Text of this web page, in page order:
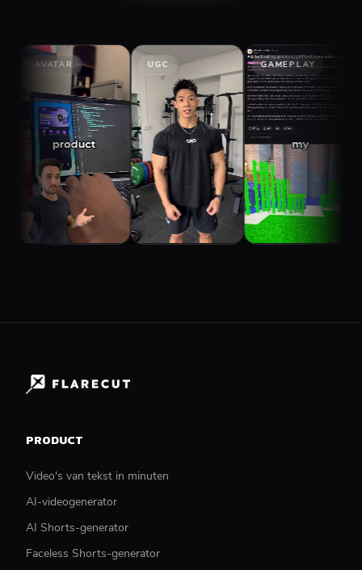
GAMEPLAY
PRODUCT
Video's van tekst in minuten
AI-videogenerator
AI Shorts-generator
Faceless Shorts-generator